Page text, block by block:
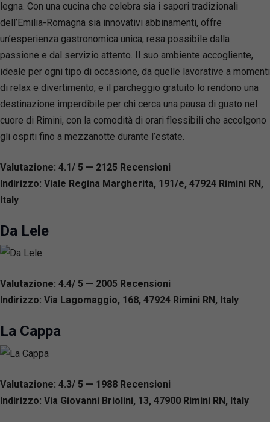
legna. Con una cucina che celebra sia i sapori tradizionali
dell’Emilia-Romagna sia innovativi abbinamenti, offre
un’esperienza gastronomica unica, resa possibile dalla
passione e dal servizio attento. Il suo ambiente accogliente,
ideale per ogni tipo di occasione, da quelle lavorative a momenti
di relax e divertimento, e il parcheggio gratuito lo rendono una
destinazione imperdibile per chi cerca una pausa di gusto nel
cuore di Rimini, con la comodità di orari flessibili che accolgono
gli ospiti fino a mezzanotte durante l’estate.
Valutazione: 4.1/ 5 — 2125 Recensioni
Indirizzo: Viale Regina Margherita, 191/e, 47924 Rimini RN,
Italy
Da Lele
Valutazione: 4.4/ 5 — 2005 Recensioni
Indirizzo: Via Lagomaggio, 168, 47924 Rimini RN, Italy
La Cappa
Valutazione: 4.3/ 5 — 1988 Recensioni
Indirizzo: Via Giovanni Briolini, 13, 47900 Rimini RN, Italy